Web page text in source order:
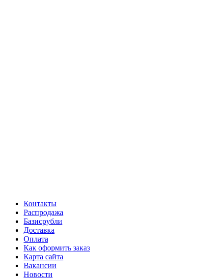
Контакты
Распродажа
Базисрубли
Доставка
Оплата
Как оформить заказ
Карта сайта
Вакансии
Новости